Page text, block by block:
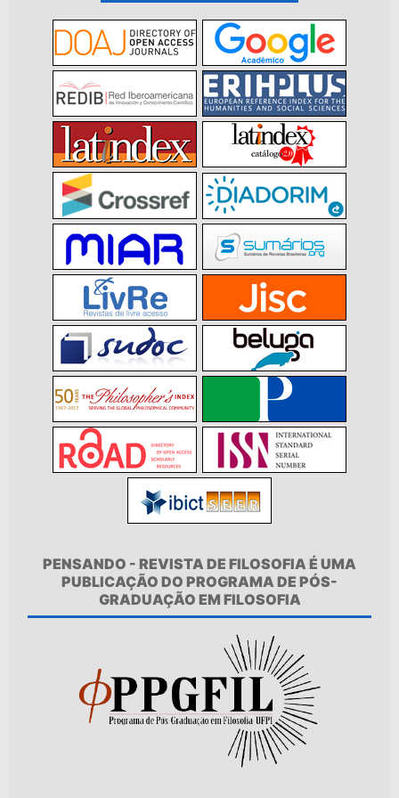
PENSANDO - REVISTA DE FILOSOFIA É UMA
PUBLICAÇÃO DO PROGRAMA DE PÓS-
GRADUAÇÃO EM FILOSOFIA